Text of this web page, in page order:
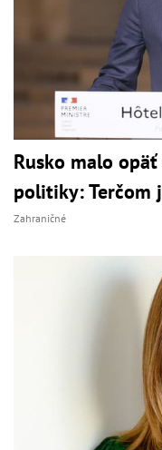
Rusko malo
politiky: Terčom
Zahraničné